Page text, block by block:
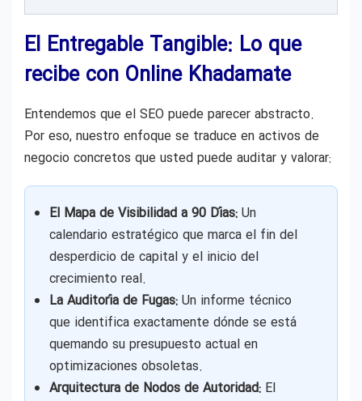
El Entregable Tangible: Lo que
recibe con Online Khadamate
Entendemos que el SEO puede parecer abstracto.
Por eso, nuestro enfoque se traduce en activos de
negocio concretos que usted puede auditar y valorar:
El Mapa de Visibilidad a 90 Días: Un
calendario estratégico que marca el fin del
desperdicio de capital y el inicio del
crecimiento real.
La Auditoría de Fugas: Un informe técnico
que identifica exactamente dónde se está
quemando su presupuesto actual en
optimizaciones obsoletas.
Arquitectura de Nodos de Autoridad: El